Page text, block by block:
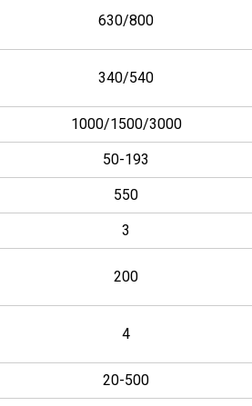
630/800
340/540
1000/1500/3000
50-193
550
3
200
4
20-500